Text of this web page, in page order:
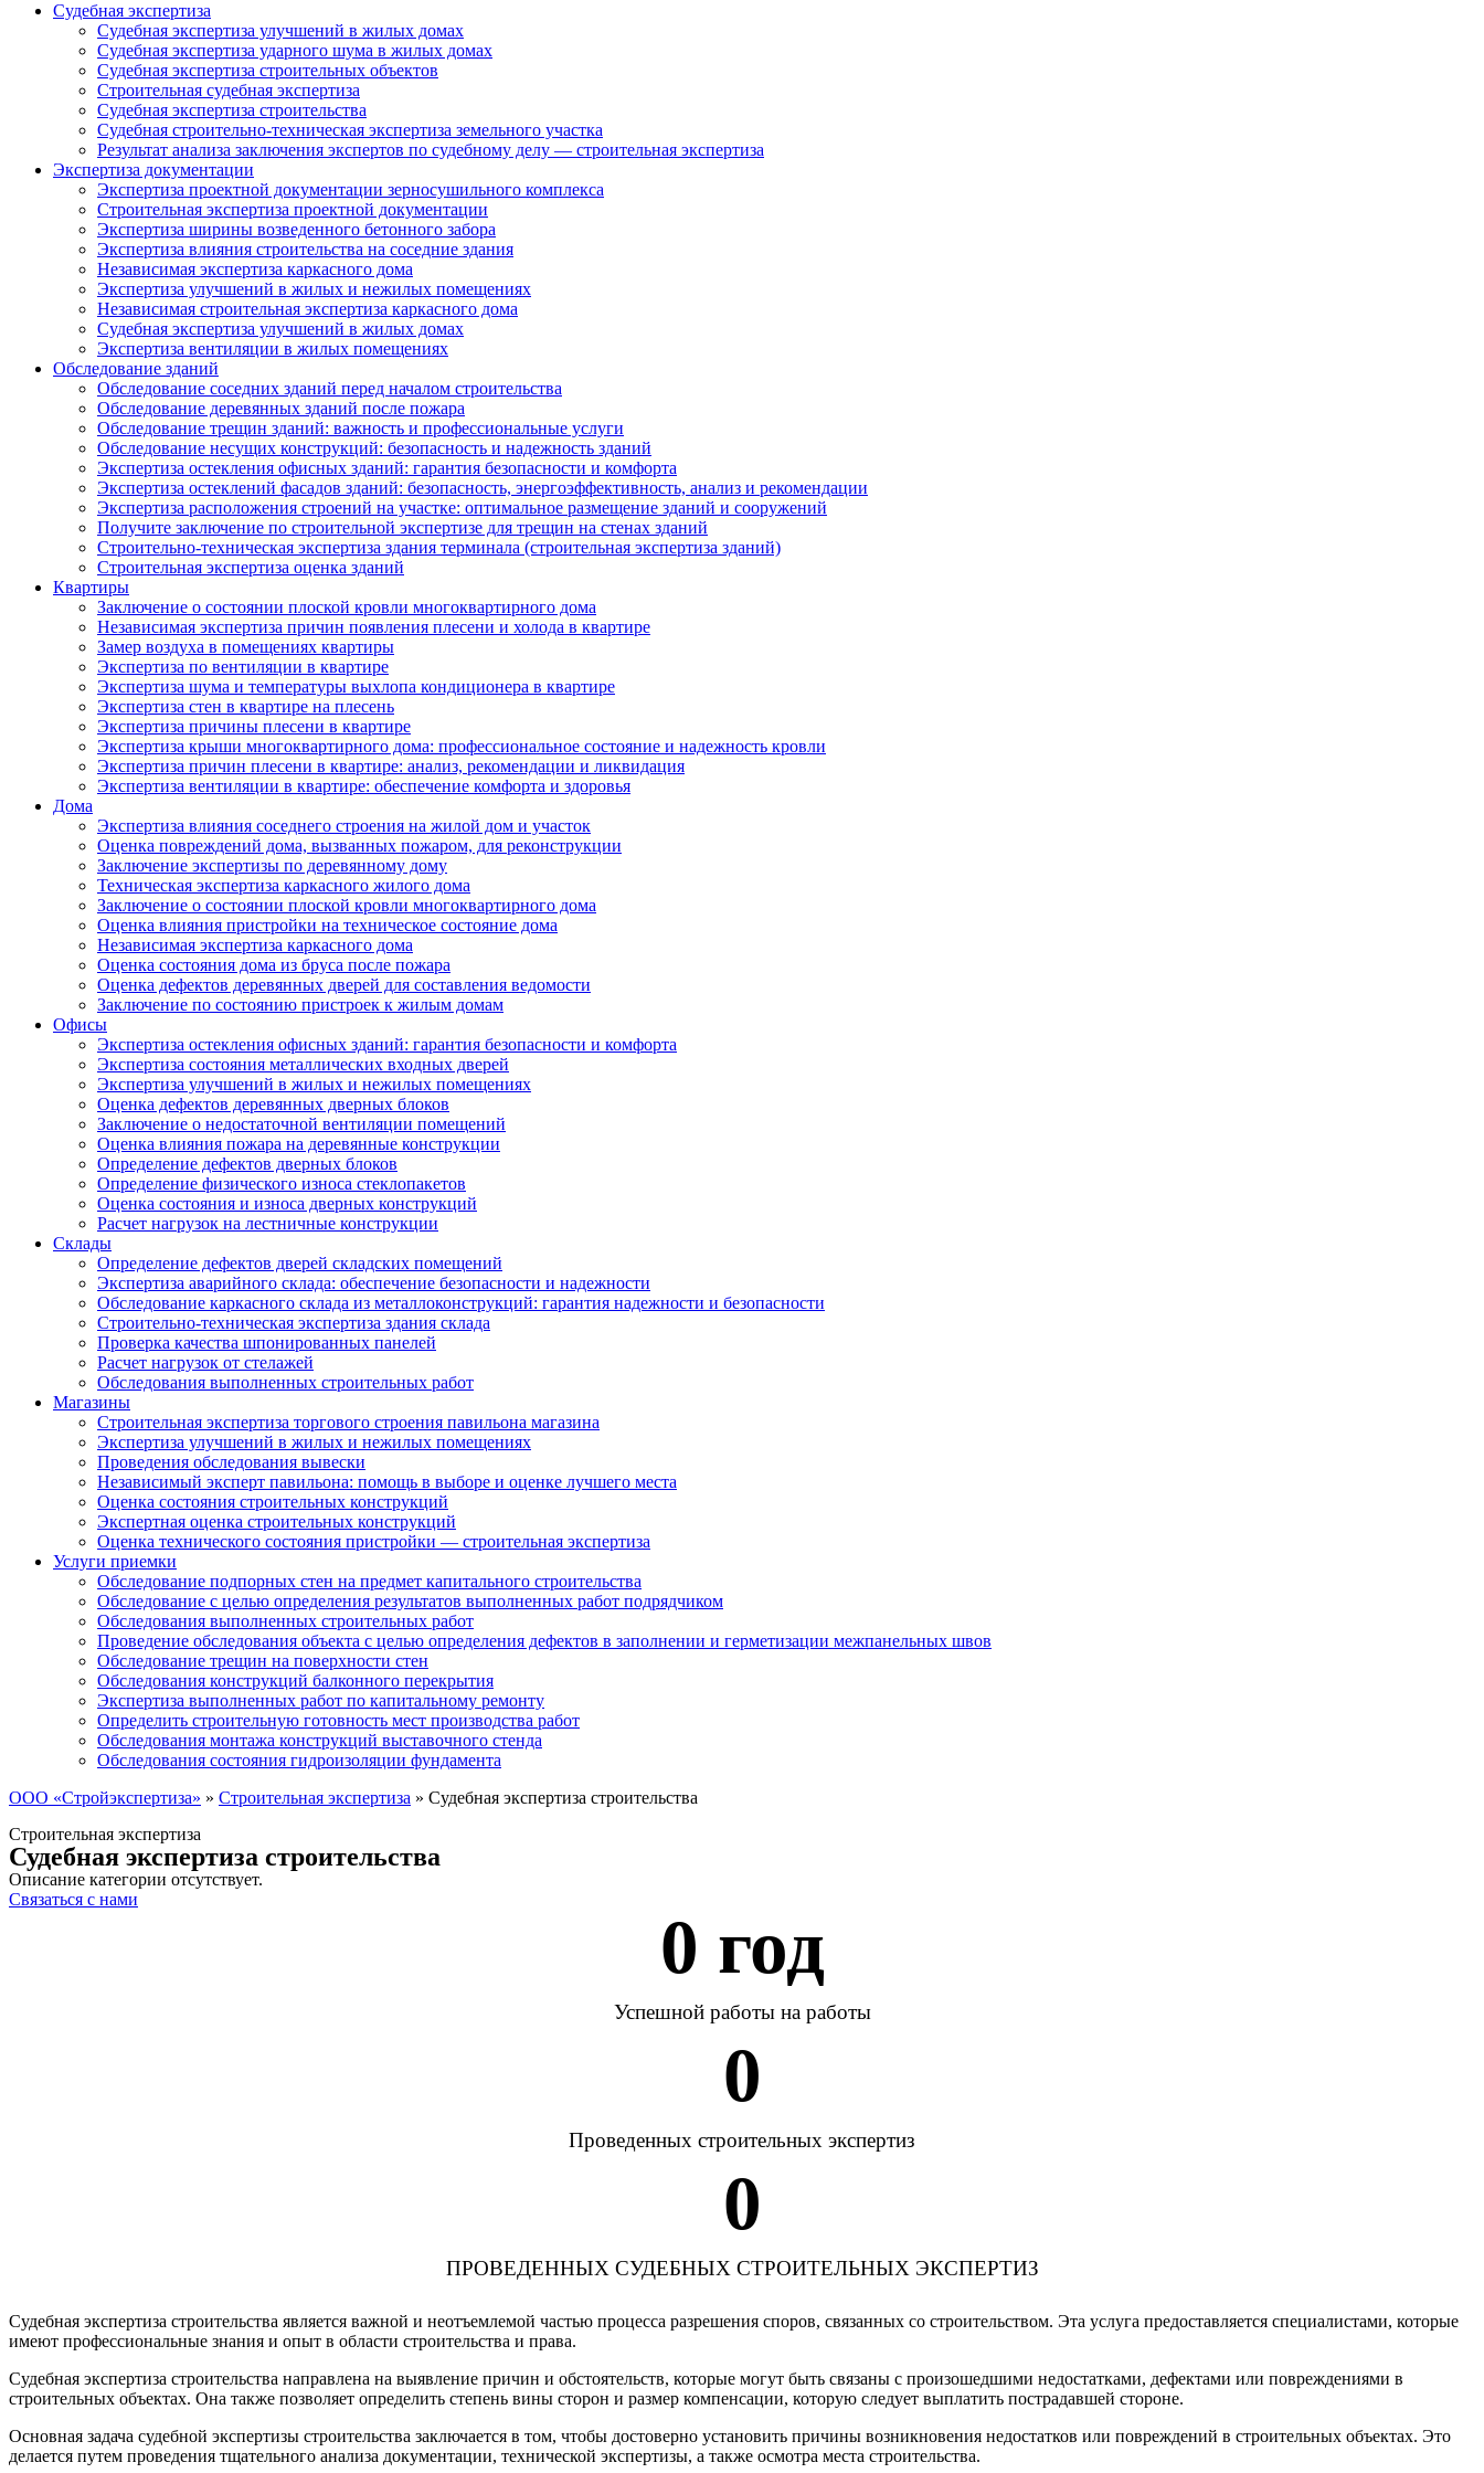
Судебная экспертиза
Судебная экспертиза улучшений в жилых домах
Судебная экспертиза ударного шума в жилых домах
Судебная экспертиза строительных объектов
Строительная судебная экспертиза
Судебная экспертиза строительства
Судебная строительно-техническая экспертиза земельного участка
Результат анализа заключения экспертов по судебному делу — строительная экспертиза
Экспертиза документации
Экспертиза проектной документации зерносушильного комплекса
Строительная экспертиза проектной документации
Экспертиза ширины возведенного бетонного забора
Экспертиза влияния строительства на соседние здания
Независимая экспертиза каркасного дома
Экспертиза улучшений в жилых и нежилых помещениях
Независимая строительная экспертиза каркасного дома
Судебная экспертиза улучшений в жилых домах
Экспертиза вентиляции в жилых помещениях
Обследование зданий
Обследование соседних зданий перед началом строительства
Обследование деревянных зданий после пожара
Обследование трещин зданий: важность и профессиональные услуги
Обследование несущих конструкций: безопасность и надежность зданий
Экспертиза остекления офисных зданий: гарантия безопасности и комфорта
Экспертиза остеклений фасадов зданий: безопасность, энергоэффективность, анализ и рекомендации
Экспертиза расположения строений на участке: оптимальное размещение зданий и сооружений
Получите заключение по строительной экспертизе для трещин на стенах зданий
Строительно-техническая экспертиза здания терминала (строительная экспертиза зданий)
Строительная экспертиза оценка зданий
Квартиры
Заключение о состоянии плоской кровли многоквартирного дома
Независимая экспертиза причин появления плесени и холода в квартире
Замер воздуха в помещениях квартиры
Экспертиза по вентиляции в квартире
Экспертиза шума и температуры выхлопа кондиционера в квартире
Экспертиза стен в квартире на плесень
Экспертиза причины плесени в квартире
Экспертиза крыши многоквартирного дома: профессиональное состояние и надежность кровли
Экспертиза причин плесени в квартире: анализ, рекомендации и ликвидация
Экспертиза вентиляции в квартире: обеспечение комфорта и здоровья
Дома
Экспертиза влияния соседнего строения на жилой дом и участок
Оценка повреждений дома, вызванных пожаром, для реконструкции
Заключение экспертизы по деревянному дому
Техническая экспертиза каркасного жилого дома
Заключение о состоянии плоской кровли многоквартирного дома
Оценка влияния пристройки на техническое состояние дома
Независимая экспертиза каркасного дома
Оценка состояния дома из бруса после пожара
Оценка дефектов деревянных дверей для составления ведомости
Заключение по состоянию пристроек к жилым домам
Офисы
Экспертиза остекления офисных зданий: гарантия безопасности и комфорта
Экспертиза состояния металлических входных дверей
Экспертиза улучшений в жилых и нежилых помещениях
Оценка дефектов деревянных дверных блоков
Заключение о недостаточной вентиляции помещений
Оценка влияния пожара на деревянные конструкции
Определение дефектов дверных блоков
Определение физического износа стеклопакетов
Оценка состояния и износа дверных конструкций
Расчет нагрузок на лестничные конструкции
Склады
Определение дефектов дверей складских помещений
Экспертиза аварийного склада: обеспечение безопасности и надежности
Обследование каркасного склада из металлоконструкций: гарантия надежности и безопасности
Строительно-техническая экспертиза здания склада
Проверка качества шпонированных панелей
Расчет нагрузок от стелажей
Обследования выполненных строительных работ
Магазины
Строительная экспертиза торгового строения павильона магазина
Экспертиза улучшений в жилых и нежилых помещениях
Проведения обследования вывески
Независимый эксперт павильона: помощь в выборе и оценке лучшего места
Оценка состояния строительных конструкций
Экспертная оценка строительных конструкций
Оценка технического состояния пристройки — строительная экспертиза
Услуги приемки
Обследование подпорных стен на предмет капитального строительства
Обследование с целью определения результатов выполненных работ подрядчиком
Обследования выполненных строительных работ
Проведение обследования объекта с целью определения дефектов в заполнении и герметизации межпанельных швов
Обследование трещин на поверхности стен
Обследования конструкций балконного перекрытия
Экспертиза выполненных работ по капитальному ремонту
Определить строительную готовность мест производства работ
Обследования монтажа конструкций выставочного стенда
Обследования состояния гидроизоляции фундамента
ООО «Стройэкспертиза» » Строительная экспертиза » Судебная экспертиза строительства
Строительная экспертиза
Судебная экспертиза строительства
Описание категории отсутствует.
Связаться с нами
0 год
Успешной работы на работы
0
Проведенных строительных экспертиз
0
ПРОВЕДЕННЫХ СУДЕБНЫХ СТРОИТЕЛЬНЫХ ЭКСПЕРТИЗ
Судебная экспертиза строительства является важной и неотъемлемой частью процесса разрешения споров, связанных со строительством. Эта услуга предоставляется специалистами, которые
имеют профессиональные знания и опыт в области строительства и права.
Судебная экспертиза строительства направлена на выявление причин и обстоятельств, которые могут быть связаны с произошедшими недостатками, дефектами или повреждениями в
строительных объектах. Она также позволяет определить степень вины сторон и размер компенсации, которую следует выплатить пострадавшей стороне.
Основная задача судебной экспертизы строительства заключается в том, чтобы достоверно установить причины возникновения недостатков или повреждений в строительных объектах. Это
делается путем проведения тщательного анализа документации, технической экспертизы, а также осмотра места строительства.